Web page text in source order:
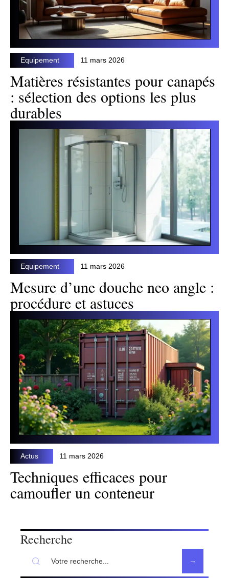
Equipement 11 mars 2026
Matières résistantes pour canapés
: sélection des options les plus
durables
Equipement 11 mars 2026
Mesure d’une douche neo angle :
procédure et astuces
Actus 11 mars 2026
Techniques efficaces pour
camoufler un conteneur
Recherche